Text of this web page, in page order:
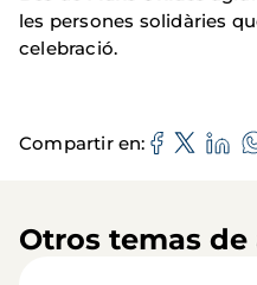
les persones solidàries
celebració.
Compartir en
Otros temas